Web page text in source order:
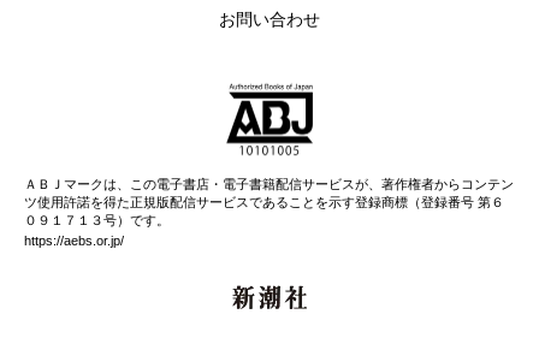
お問い合わせ
ＡＢＪマークは、この電子書店・電子書籍配信サービスが、著作権者からコンテン
ツ使用許諾を得た正規版配信サービスであることを示す登録商標（登録番号 第６
０９１７１３号）です。
https://aebs.or.jp/